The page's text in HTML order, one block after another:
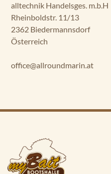
alltechnik Handelsges. m.b.H
Rheinboldstr. 11/13
2362 Biedermannsdorf
Österreich
office@allroundmarin.at